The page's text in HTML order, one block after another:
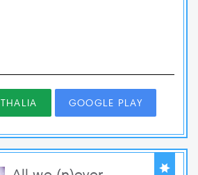
THALIA GOOGLE PLAY